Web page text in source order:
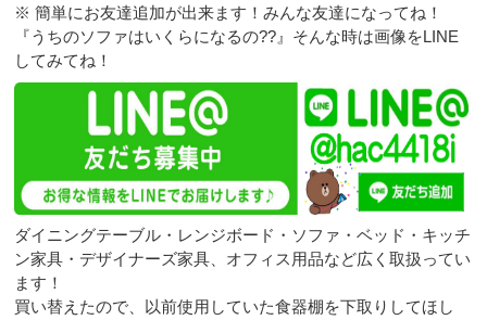
※ 簡単にお友達追加が出来ます！みんな友達になってね！
『うちのソファはいくらになるの??』そんな時は画像をLINE
してみてね！
ダイニングテーブル・レンジボード・ソファ・ベッド・キッチ
ン家具・デザイナーズ家具、オフィス用品など広く取扱ってい
ます！
買い替えたので、以前使用していた食器棚を下取りしてほし